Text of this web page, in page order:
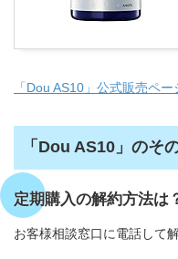
「Dou AS10」公式販売ペー
「Dou AS10」のそ
定期購入の解約方法は
お客様相談窓口に電話して